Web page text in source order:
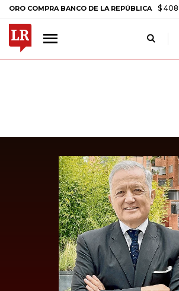
BANCO DE LA REPÚBLICA $ 408.498,97